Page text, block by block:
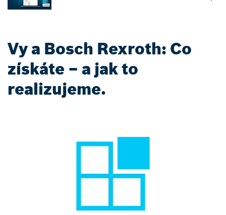
Vy a Bosch Rexroth: Co
získáte – a jak to
realizujeme.